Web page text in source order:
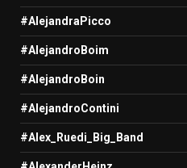
#AlejandraPicco
#AlejandroBoim
#AlejandroBoin
#AlejandroContini
#Alex_Ruedi_Big_Band